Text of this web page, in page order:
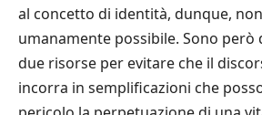
al concetto di identità, dunque,
umanamente possibile. Sono però
due risorse per evitare che il
incorra in semplificazioni che